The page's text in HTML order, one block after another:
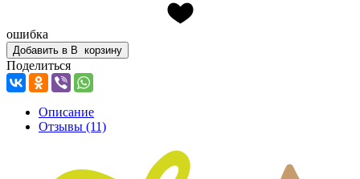
ошибка
Добавить в В корзину
Поделиться
Описание
Отзывы (11)